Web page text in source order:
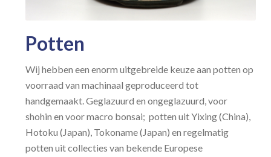
Potten
Wij hebben een enorm uitgebreide keuze aan potten op
voorraad van machinaal geproduceerd tot
handgemaakt. Geglazuurd en ongeglazuurd, voor
shohin en voor macro bonsai; potten uit Yixing (China),
Hotoku (Japan), Tokoname (Japan) en regelmatig
potten uit collecties van bekende Europese